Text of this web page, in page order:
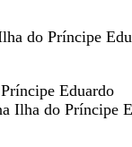
do Príncipe
Eduardo
Ilha do Príncipe